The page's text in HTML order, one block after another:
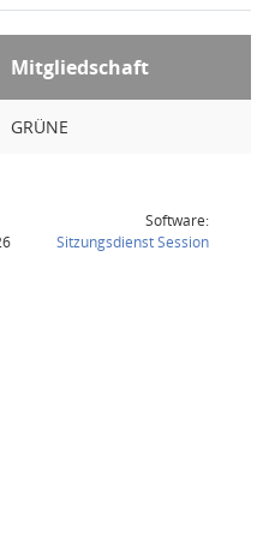
Mitgliedschaft
GRÜNE
Software:
SitzungsdienstSession(Wird in